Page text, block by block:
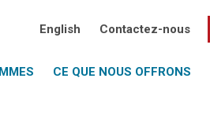
English Contactez-nous
CE QUE NOUS OFFRONS